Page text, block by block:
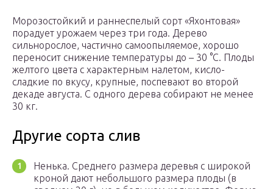
Морозостойкий и раннеспелый сорт «Яхонтовая»
порадует урожаем через три года. Дерево
сильнорослое, частично самоопыляемое, хорошо
переносит снижение температуры до – 30 °С. Плоды
желтого цвета с характерным налетом, кисло-
сладкие по вкусу, крупные, поспевают во второй
декаде августа. С одного дерева собирают не менее
30 кг.
Другие сорта слив
Ненька. Среднего размера деревья с широкой
кроной дают небольшого размера плоды (в